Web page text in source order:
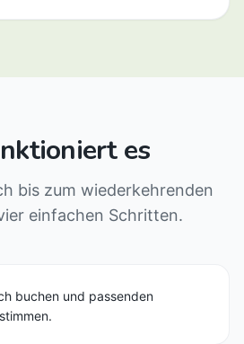
es
bis zum wiederkehrenden
einfachen Schritten.
buchen und passenden